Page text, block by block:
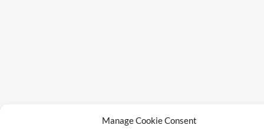
Manage Cookie Consent